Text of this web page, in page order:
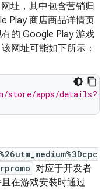
址，其中包含营销归
Play 商店商品详情页
的 Google Play 游戏
网址可能如下所示：
apps/
对应于开发者
在游戏安装时通过